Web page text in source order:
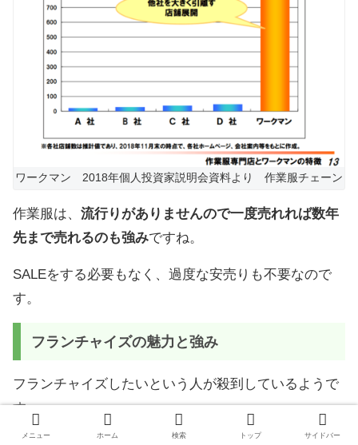
ワークマン 2018年個人投資家説明会資料より 作業服チェーン
作業服は、 流行りがありませんので一度売れれば数年
先まで売れるのも強みですね。
SALEをする必要もなく、過度な安売りも不要なので
す。
フランチャイズの魅力と強み
フランチャイズしたいという人が殺到しているようで
す。
メニュー ホーム 検索 トップ サイドバー